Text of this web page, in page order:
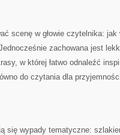
scenę w głowie czytelnika:
zachowana jest
w której łatwo odnaleźć
do czytania dla
się wypady tematyczne: